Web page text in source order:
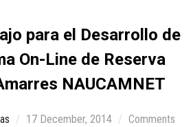
para el Desarrollo de
On-Line de Reserva
NAUCAMNET
17 December, 2014
Comments